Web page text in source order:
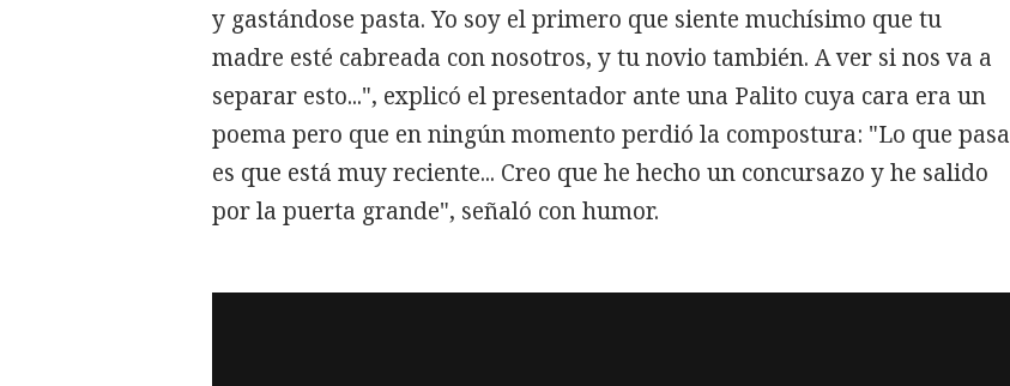
y gastándose pasta. Yo soy el primero que siente muchísimo que tu
madre esté cabreada con nosotros, y tu novio también. A ver si nos va a
separar esto...", explicó el presentador ante una Palito cuya cara era un
poema pero que en ningún momento perdió la compostura: "Lo que pasa
es que está muy reciente... Creo que he hecho un concursazo y he salido
por la puerta grande", señaló con humor.